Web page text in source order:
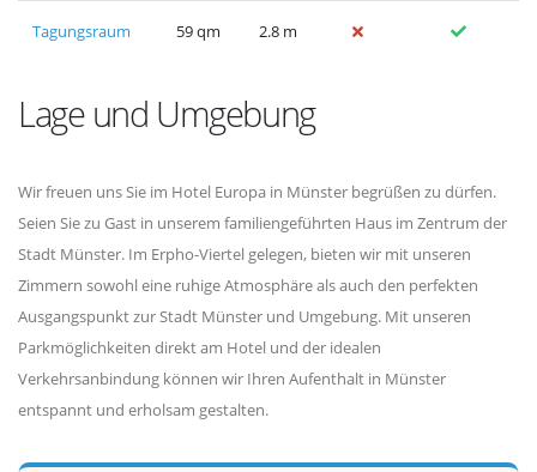
Tagungsraum 59 qm 2.8 m
Lage und Umgebung
Wir freuen uns Sie im Hotel Europa in Münster begrüßen zu dürfen.
Seien Sie zu Gast in unserem familiengeführten Haus im Zentrum der
Stadt Münster. Im Erpho-Viertel gelegen, bieten wir mit unseren
Zimmern sowohl eine ruhige Atmosphäre als auch den perfekten
Ausgangspunkt zur Stadt Münster und Umgebung. Mit unseren
Parkmöglichkeiten direkt am Hotel und der idealen
Verkehrsanbindung können wir Ihren Aufenthalt in Münster
entspannt und erholsam gestalten.